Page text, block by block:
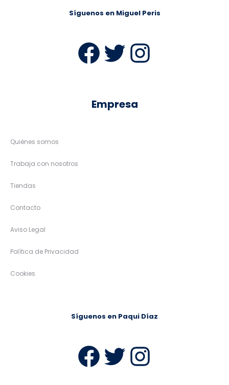
Síguenos en Miguel Peris
Facebook
Twitter
Empresa
Quiénes somos
Trabaja con nosotros
Tiendas
Contacto
Aviso Legal
Política de Privacidad
Cookies
Síguenos en Paqui Díaz
Facebook
Twitter